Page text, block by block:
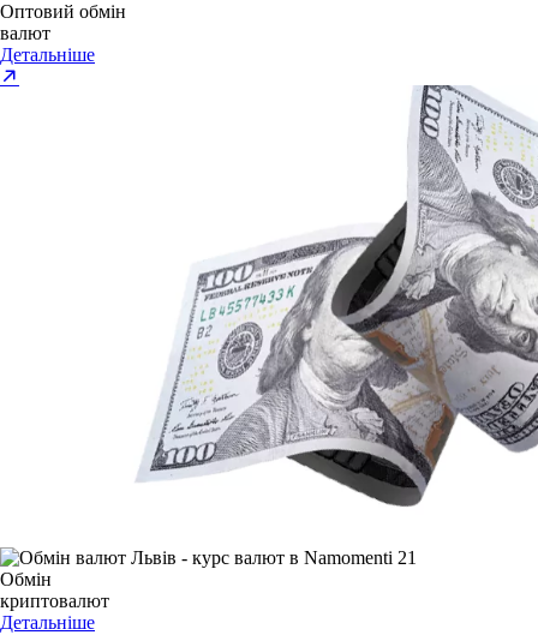
Оптовий обмін
валют
Детальніше
Обмін
криптовалют
Детальніше